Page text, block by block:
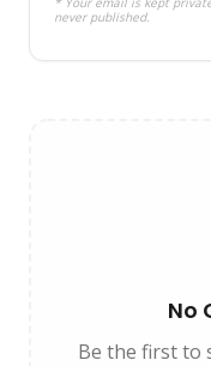
never published.
No
Be the first to